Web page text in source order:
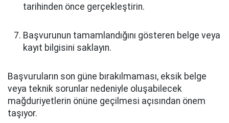
tarihinden önce gerçekleştirin.
Başvurunun tamamlandığını gösteren belge veya
kayıt bilgisini saklayın.
Başvuruların son güne bırakılmaması, eksik belge
veya teknik sorunlar nedeniyle oluşabilecek
mağduriyetlerin önüne geçilmesi açısından önem
taşıyor.